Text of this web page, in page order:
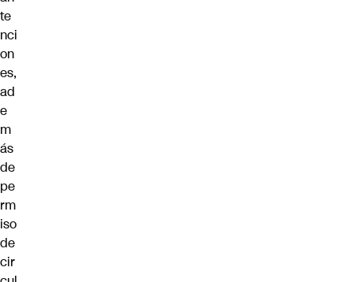
te
nci
on
es,
ad
e
m
ás
de
pe
rm
iso
de
cir